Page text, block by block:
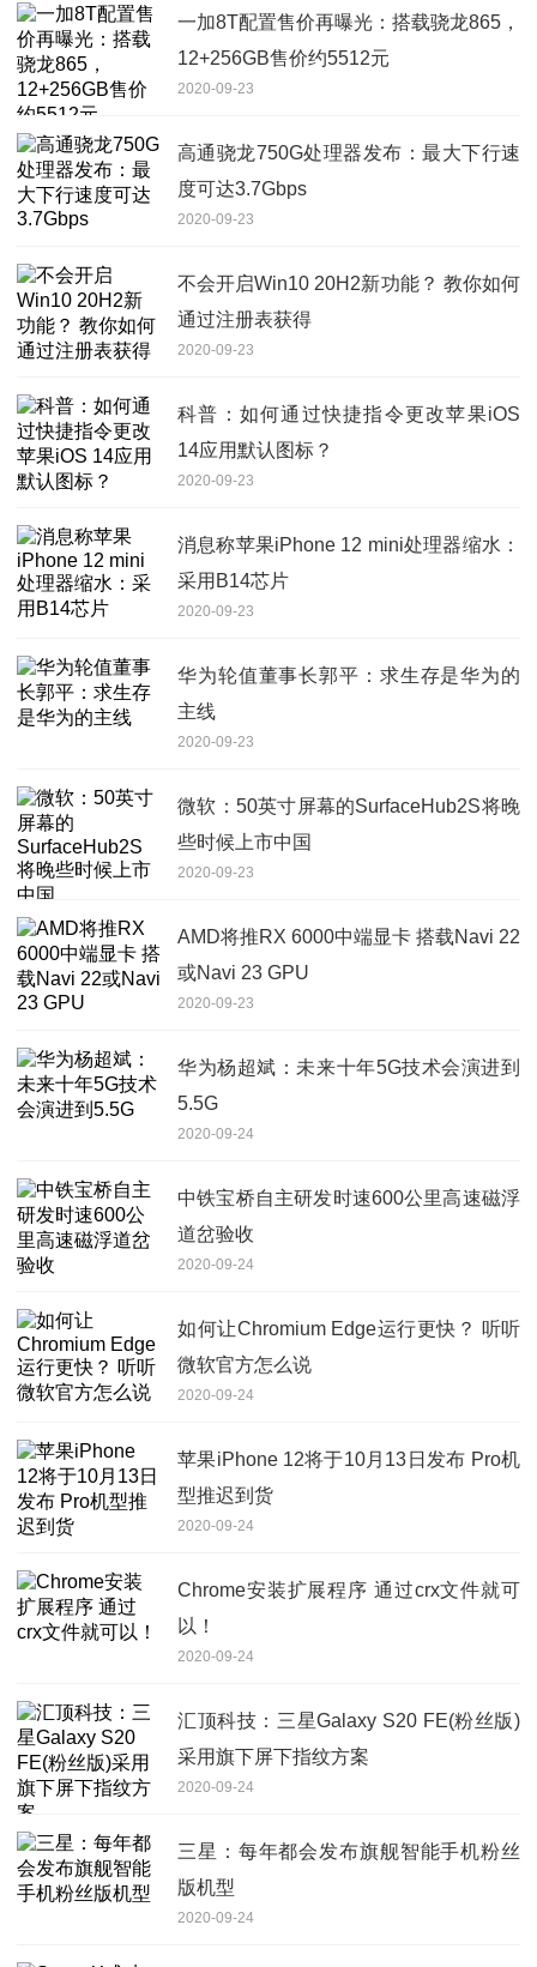
一加8T配置售价再曝光：搭载骁龙865，
12+256GB售价约5512元
2020-09-23
高通骁龙750G处理器发布：最大下行速
度可达3.7Gbps
2020-09-23
不会开启Win10 20H2新功能？ 教你如何
通过注册表获得
2020-09-23
科普：如何通过快捷指令更改苹果iOS
14应用默认图标？
2020-09-23
消息称苹果iPhone 12 mini处理器缩水：
采用B14芯片
2020-09-23
华为轮值董事长郭平：求生存是华为的
主线
2020-09-23
微软：50英寸屏幕的SurfaceHub2S将晚
些时候上市中国
2020-09-23
AMD将推RX 6000中端显卡 搭载Navi 22
或Navi 23 GPU
2020-09-23
华为杨超斌：未来十年5G技术会演进到
5.5G
2020-09-24
中铁宝桥自主研发时速600公里高速磁浮
道岔验收
2020-09-24
如何让Chromium Edge运行更快？ 听听
微软官方怎么说
2020-09-24
苹果iPhone 12将于10月13日发布 Pro机
型推迟到货
2020-09-24
Chrome安装扩展程序 通过crx文件就可
以！
2020-09-24
汇顶科技：三星Galaxy S20 FE(粉丝版)
采用旗下屏下指纹方案
2020-09-24
三星：每年都会发布旗舰智能手机粉丝
版机型
2020-09-24